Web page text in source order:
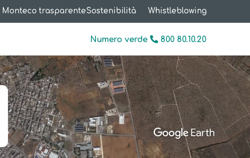
Monteco trasparenteSostenibilità Whistleblowing
Numero verde 800 80.10.20